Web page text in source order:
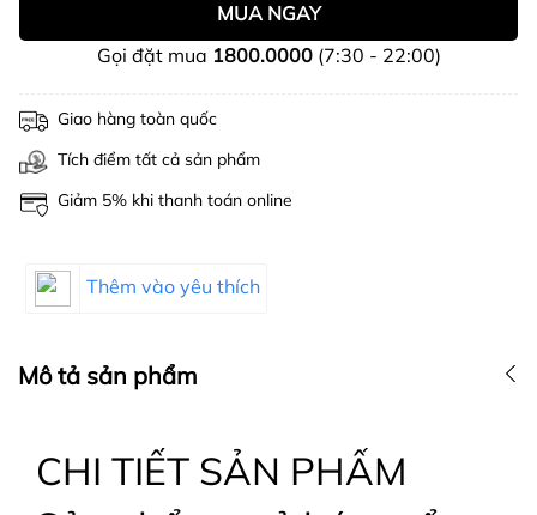
MUA NGAY
Gọi đặt mua 1800.0000(7:30 - 22:00)
Giao hàng toàn quốc
Tích điểm tất cả sản phẩm
Giảm 5% khi thanh toán online
Thêm vào yêu thích
Mô tả sản phẩm
CHI TIẾT SẢN PHẨM